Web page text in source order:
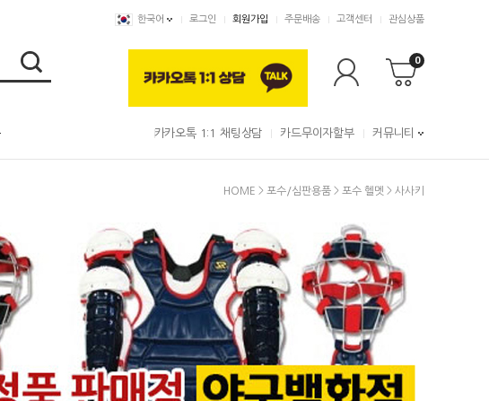
한국어 로그인 회원가입 주문배송 고객센터 관심상품
0
카카오톡 1:1 채팅상담 카드무이자할부 커뮤니티
HOME > 포수/심판용품 > 포수 헬멧 > 사사키